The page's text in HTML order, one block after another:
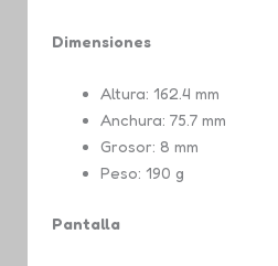
Dimensiones
Altura: 162.4 mm
Anchura: 75.7 mm
Grosor: 8 mm
Peso: 190 g
Pantalla